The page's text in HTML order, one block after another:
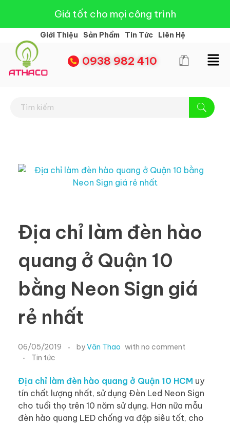
Giá tốt cho mọi công trình
Giới Thiệu Sản Phẩm Tin Tức Liên Hệ
0938 982 410
Địa chỉ làm đèn hào
quang ở Quận 10
bằng Neon Sign giá
rẻ nhất
06/05/2019 byVăn Thao with no comment
Tin tức
Địa chỉ làm đèn hào quang ở Quận 10 HCM uy
tín chất lượng nhất, sử dụng Đèn Led Neon Sign
cho tuổi thọ trên 10 năm sử dụng. Hơn nữa mẫu
đèn hào quang LED chống va đập siêu tốt, cho